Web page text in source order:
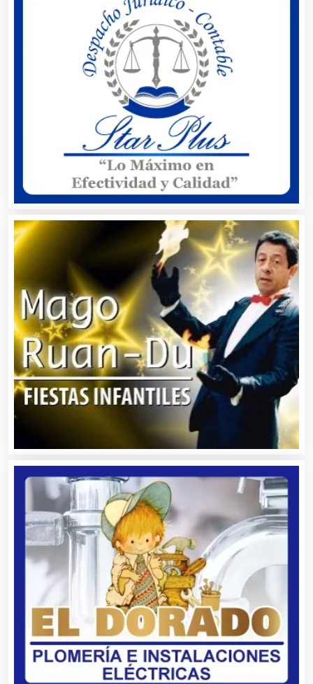
Audio, Sonido e Iluminación
Audios para Eventos
Automatización
Automóviles Nuevos y Usados
Autopartes Eléctricas
Avaluos
Balnearios
Bancos
Bares y Cantinas
Basculas
Bebidas
Bordados y Estampados